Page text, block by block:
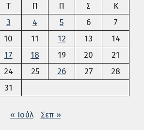
ΤΤετάρτη
Π Πέμπτη
Π Παρασκευή
Σ Σάββατο
Κ
3 4 5 6
7
10 11 12 13
14
17 18 19 20
21
24 25 26 27
28
31
« Ιούλ Σεπ »